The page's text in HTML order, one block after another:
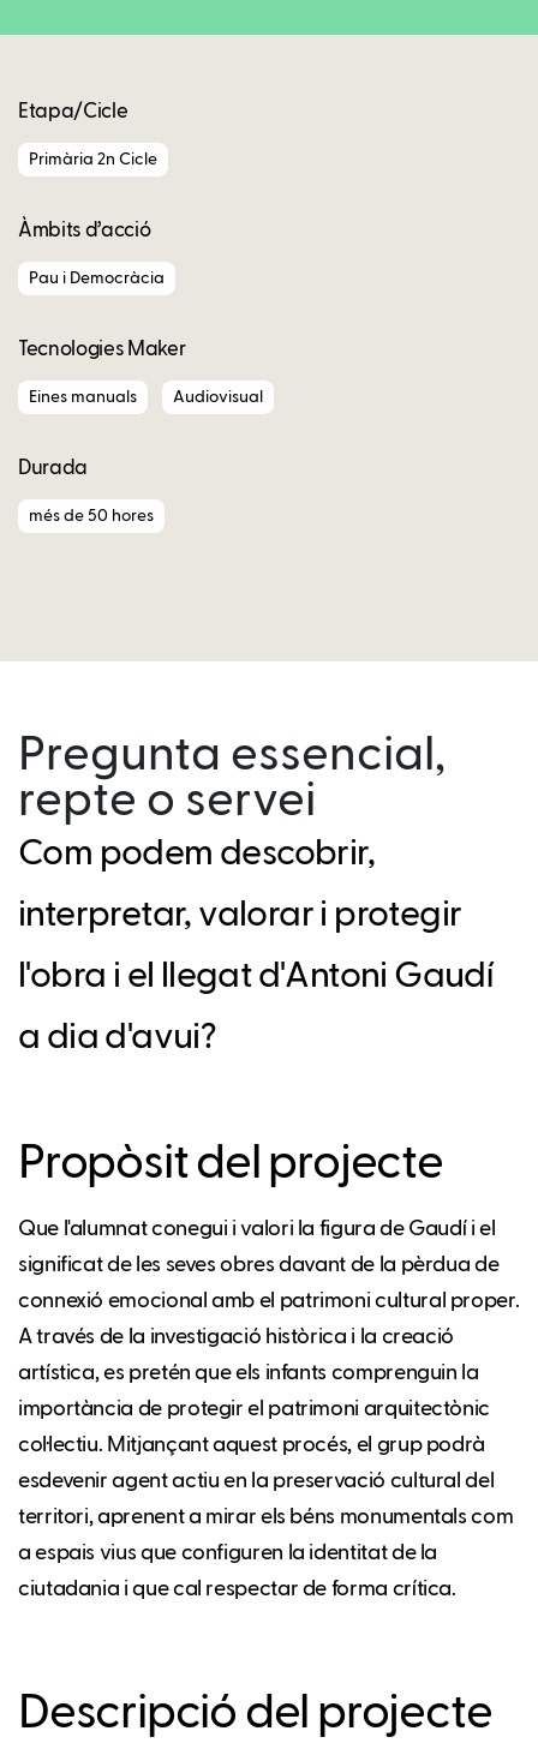
Etapa/Cicle
Primària 2n Cicle
Àmbits d’acció
Pau i Democràcia
Tecnologies Maker
Eines manuals Audiovisual
Durada
més de 50 hores
Pregunta essencial,
repte o servei
Com podem descobrir,
interpretar, valorar i protegir
l'obra i el llegat d'Antoni Gaudí
a dia d'avui?
Propòsit del projecte
Que l'alumnat conegui i valori la figura de Gaudí i el
significat de les seves obres davant de la pèrdua de
connexió emocional amb el patrimoni cultural proper.
A través de la investigació històrica i la creació
artística, es pretén que els infants comprenguin la
importància de protegir el patrimoni arquitectònic
col·lectiu. Mitjançant aquest procés, el grup podrà
esdevenir agent actiu en la preservació cultural del
territori, aprenent a mirar els béns monumentals com
a espais vius que configuren la identitat de la
ciutadania i que cal respectar de forma crítica.
Descripció del projecte